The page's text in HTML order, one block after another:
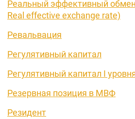
Реальный эффективный
Real effective exchange rate)
Ревальвация
Регулятивный капитал
Регулятивный капитал I
Резервная позиция в МВФ
Резидент